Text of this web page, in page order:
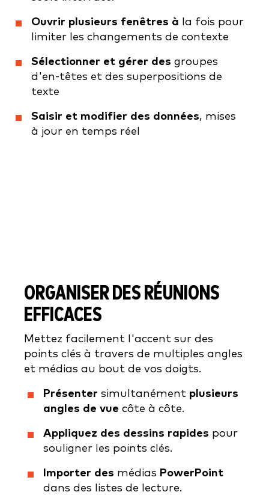
Ouvrir plusieurs fenêtres à la fois pour
limiter les changements de contexte
Sélectionner et gérer des groupes
d'en-têtes et des superpositions de
texte
Saisir et modifier des données, mises
à jour en temps réel
ORGANISER DES RÉUNIONS
EFFICACES
Mettez facilement l'accent sur des
points clés à travers de multiples angles
et médias au bout de vos doigts.
Présenter simultanément plusieurs
angles de vue côte à côte.
Appliquez des dessins rapides pour
souligner les points clés.
Importer des médias PowerPoint
dans des listes de lecture.